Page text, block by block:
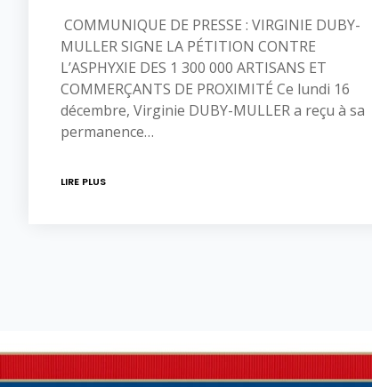
COMMUNIQUE DE PRESSE : VIRGINIE DUBY-
MULLER SIGNE LA PÉTITION CONTRE
L’ASPHYXIE DES 1 300 000 ARTISANS ET
COMMERÇANTS DE PROXIMITÉ Ce lundi 16
décembre, Virginie DUBY-MULLER a reçu à sa
permanence…
LIRE PLUS